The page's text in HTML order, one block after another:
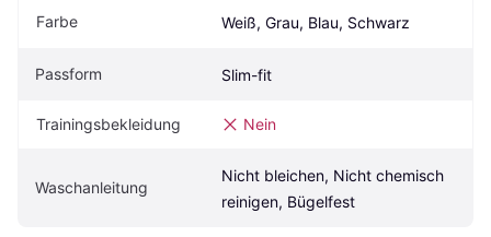
Farbe Weiß, Grau, Blau, Schwarz
Passform Slim-fit
Trainingsbekleidung Nein
Waschanleitung
Nicht bleichen, Nicht chemisch
reinigen, Bügelfest